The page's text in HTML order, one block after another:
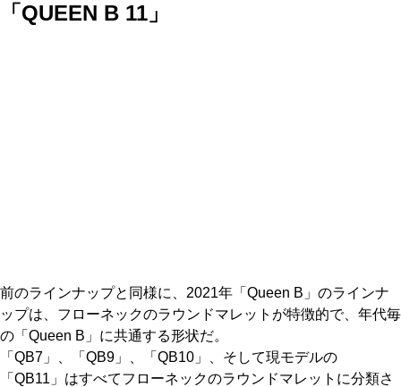
「QUEEN B 11」
前のラインナップと同様に、2021年「Queen B」のラインナ
ップは、フローネックのラウンドマレットが特徴的で、年代毎
の「Queen B」に共通する形状だ。
「QB7」、「QB9」、「QB10」、そして現モデルの
「QB11」はすべてフローネックのラウンドマレットに分類さ